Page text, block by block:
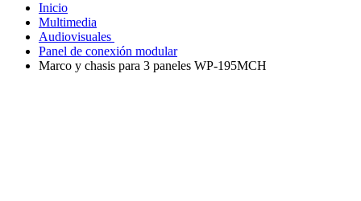
Inicio
Multimedia
Audiovisuales
Panel de conexión modular
Marco y chasis para 3 paneles WP-195MCH